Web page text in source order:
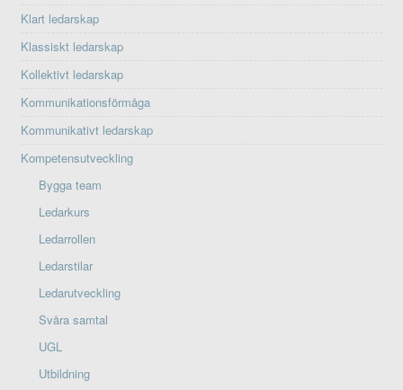
Klart ledarskap
Klassiskt ledarskap
Kollektivt ledarskap
Kommunikationsförmåga
Kommunikativt ledarskap
Kompetensutveckling
Bygga team
Ledarkurs
Ledarrollen
Ledarstilar
Ledarutveckling
Svåra samtal
UGL
Utbildning